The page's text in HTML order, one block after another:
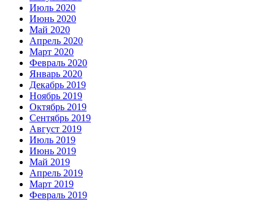
Июль 2020
Июнь 2020
Май 2020
Апрель 2020
Март 2020
Февраль 2020
Январь 2020
Декабрь 2019
Ноябрь 2019
Октябрь 2019
Сентябрь 2019
Август 2019
Июль 2019
Июнь 2019
Май 2019
Апрель 2019
Март 2019
Февраль 2019